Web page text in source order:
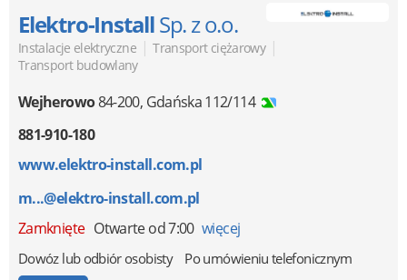
Elektro-InstallSp. z o.o.
Instalacje elektryczne | Transport ciężarowy |
Transport budowlany
Wejherowo84-200, Gdańska 112/114
881-910-180
www.elektro-install.com.pl
m...@elektro-install.com.pl
Zamknięte Otwarte od 7:00 więcej
Dowóz lub odbiór osobisty
Po umówieniu telefonicznym